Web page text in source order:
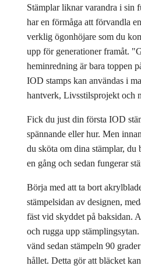
Stämplar liknar varandra i sin
har en förmåga att förvandla
verklig ögonhöjare som du
upp för generationer framåt.
heminredning är bara toppen
IOD stamps kan användas i
hantverk, Livsstilsprojekt och
Fick du just din första IOD
spännande eller hur. Men
du sköta om dina stämplar, du
en gång och sedan fungerar
Börja med att ta bort
stämpelsidan av designen,
fäst vid skyddet på baksidan.
och rugga upp
vänd sedan stämpeln 90
hållet. Detta gör att bläcket